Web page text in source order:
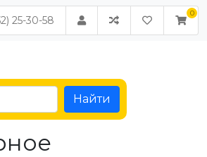
25-30-58
Найти